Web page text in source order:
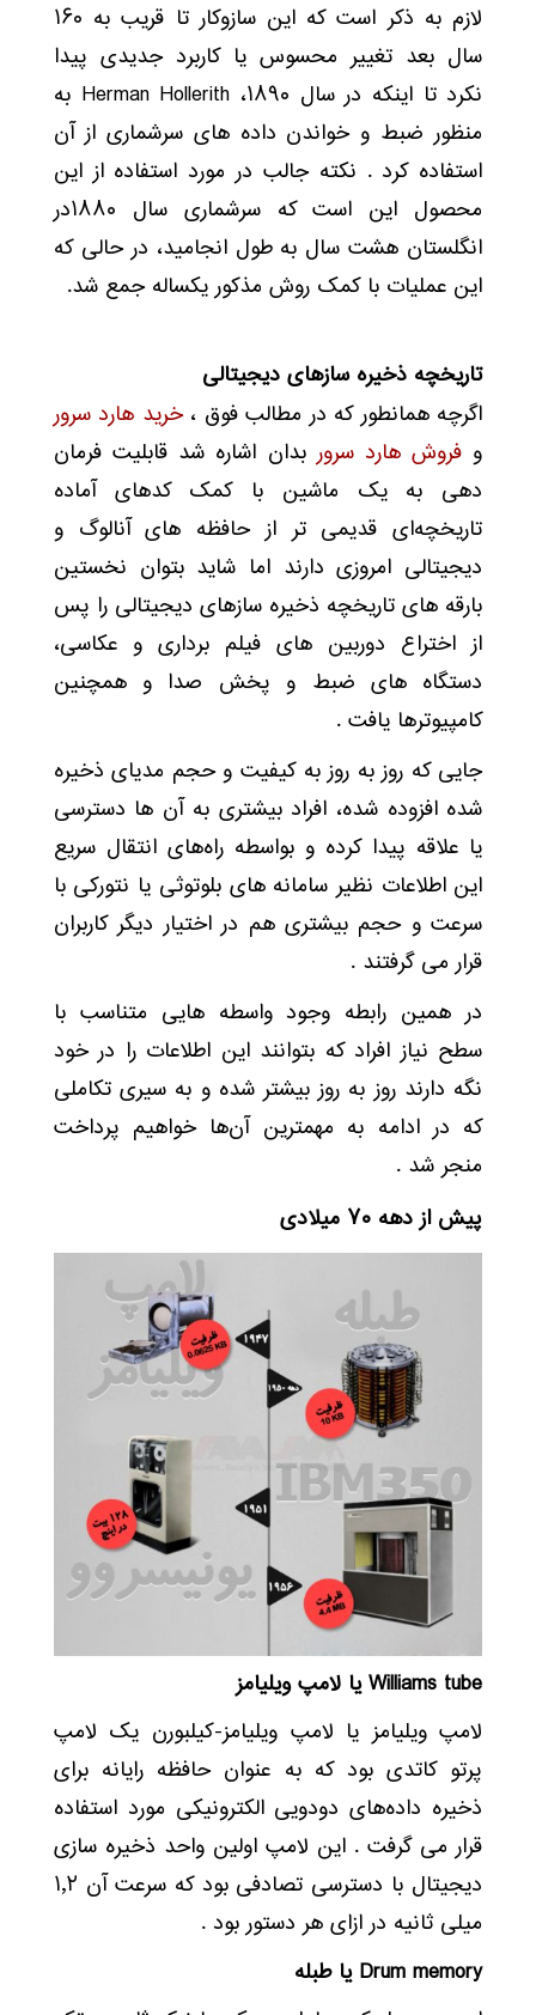
لازم به ذکر است که این سازوکار تا قریب به ۱۶۰
سال بعد تغییر محسوس یا کاربرد جدیدی پیدا
نکرد تا اینکه در سال ۱۸۹۰، Herman Hollerith به
منظور ضبط و خواندن داده های سرشماری از آن
استفاده کرد . نکته جالب در مورد استفاده از این
محصول این است که سرشماری سال ۱۸۸۰در
انگلستان هشت سال به طول انجامید، در حالی که
این عملیات با کمک روش مذکور یکساله جمع شد.
تاریخچه ذخیره سازهای دیجیتالی
اگرچه همانطور که در مطالب فوق ،خرید هارد سرور
و فروش هارد سروربدان اشاره شد قابلیت فرمان
دهی به یک ماشین با کمک کدهای آماده
تاریخچه‌ای قدیمی تر از حافظه های آنالوگ و
دیجیتالی امروزی دارند اما شاید بتوان نخستین
بارقه های تاریخچه ذخیره سازهای دیجیتالی را پس
از اختراع دوربین های فیلم برداری و عکاسی،
دستگاه های ضبط و پخش صدا و همچنین
کامپیوترها یافت .
جایی که روز به روز به کیفیت و حجم مدیای ذخیره
شده افزوده شده، افراد بیشتری به آن ها دسترسی
یا علاقه پیدا کرده و بواسطه راه‌های انتقال سریع
این اطلاعات نظیر سامانه های بلوتوثی یا نتورکی با
سرعت و حجم بیشتری هم در اختیار دیگر کاربران
قرار می گرفتند .
در همین رابطه وجود واسطه هایی متناسب با
سطح نیاز افراد که بتوانند این اطلاعات را در خود
نگه دارند روز به روز بیشتر شده و به سیری تکاملی
که در ادامه به مهمترین آن‌ها خواهیم پرداخت
منجر شد .
پیش از دهه ۷۰ میلادی
Williams tube یا لامپ ویلیامز
لامپ ویلیامز یا لامپ ویلیامز-کیلبورن یک لامپ
پرتو کاتدی بود که به عنوان حافظه رایانه برای
ذخیره داده‌های دودویی الکترونیکی مورد استفاده
قرار می گرفت . این لامپ اولین واحد ذخیره سازی
دیجیتال با دسترسی تصادفی بود که سرعت آن ۱٫۲
میلی ثانیه در ازای هر دستور بود .
Drum memory یا طبله